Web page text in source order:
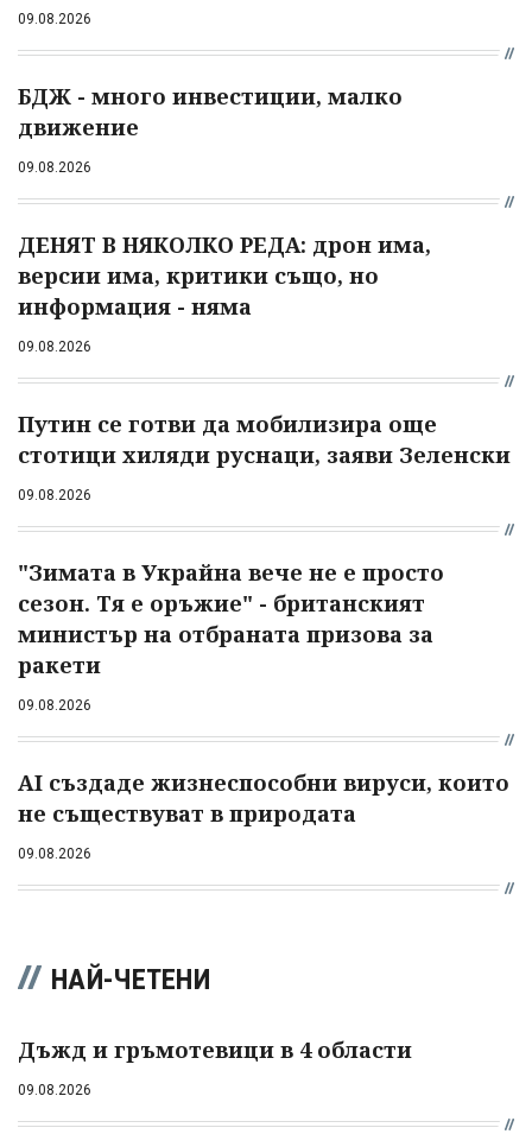
09.08.2026
БДЖ - много инвестиции, малко
движение
09.08.2026
ДЕНЯТ В НЯКОЛКО РЕДА: дрон има,
версии има, критики също, но
информация - няма
09.08.2026
Путин се готви да мобилизира още
стотици хиляди руснаци, заяви Зеленски
09.08.2026
"Зимата в Украйна вече не е просто
сезон. Тя е оръжие" - британският
министър на отбраната призова за
ракети
09.08.2026
AI създаде жизнеспособни вируси, които
не съществуват в природата
09.08.2026
НАЙ-ЧЕТЕНИ
Дъжд и гръмотевици в 4 области
09.08.2026